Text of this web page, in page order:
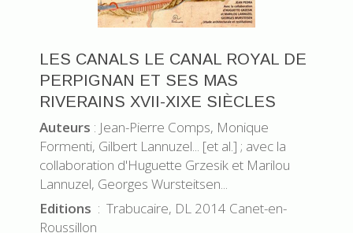
LES CANALS LE CANAL ROYAL DE
PERPIGNAN ET SES MAS
RIVERAINS XVII-XIXE SIÈCLES
Auteurs : Jean-Pierre Comps, Monique
Formenti, Gilbert Lannuzel... [et al.] ; avec la
collaboration d'Huguette Grzesik et Marilou
Lannuzel, Georges Wursteitsen...
Editions : Trabucaire, DL 2014 Canet-en-
Roussillon